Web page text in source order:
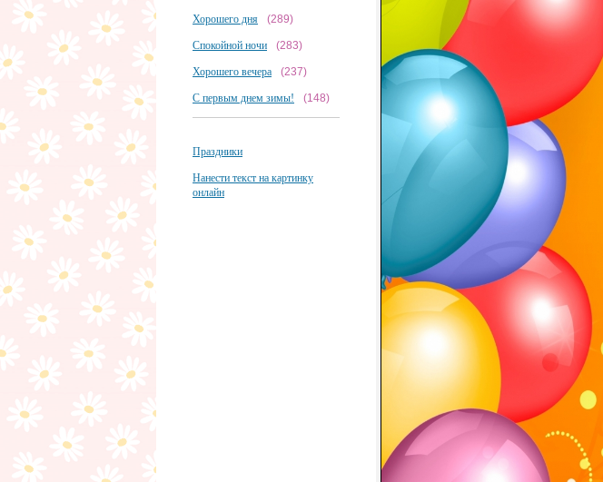
Хорошего дня (289)
Спокойной ночи (283)
Хорошего вечера (237)
С первым днем зимы! (148)
Праздники
Нанести текст на картинку
онлайн